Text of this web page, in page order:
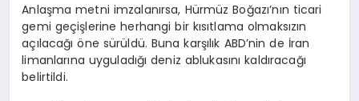
Anlaşma metni imzalanırsa, Hürmüz Boğazı’nın ticari
gemi geçişlerine herhangi bir kısıtlama olmaksızın
açılacağı öne sürüldü. Buna karşılık ABD’nin de İran
limanlarına uyguladığı deniz ablukasını kaldıracağı
belirtildi.